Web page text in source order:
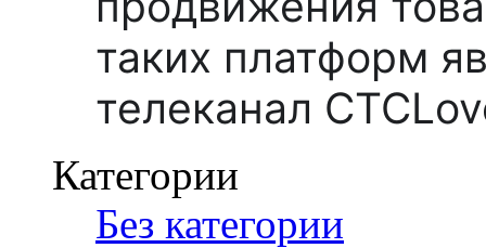
таких платформ
телеканал
Категории
Без категории